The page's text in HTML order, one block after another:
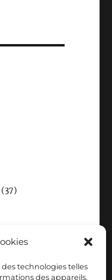
technologies telles
des appareils.
(37)